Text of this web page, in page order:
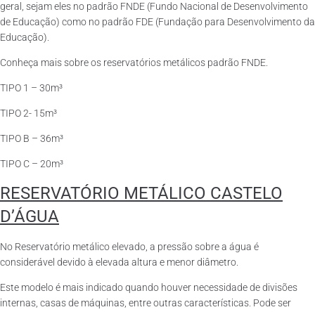
geral, sejam eles no padrão FNDE (Fundo Nacional de Desenvolvimento
de Educação) como no padrão FDE (Fundação para Desenvolvimento da
Educação).
Conheça mais sobre os reservatórios metálicos padrão FNDE.
TIPO 1 – 30m³
TIPO 2- 15m³
TIPO B – 36m³
TIPO C – 20m³
RESERVATÓRIO METÁLICO CASTELO
D’ÁGUA
No Reservatório metálico elevado, a pressão sobre a água é
considerável devido à elevada altura e menor diâmetro.
Este modelo é mais indicado quando houver necessidade de divisões
internas, casas de máquinas, entre outras características. Pode ser